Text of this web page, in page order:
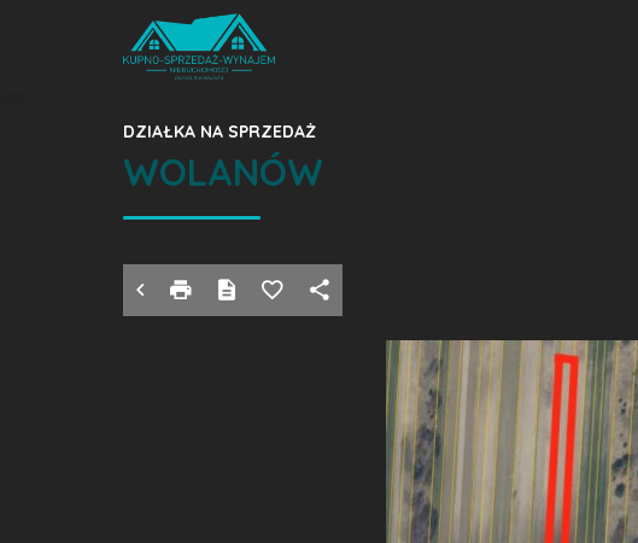
WOLANÓW
DZIAŁKA NA SPRZEDAŻ